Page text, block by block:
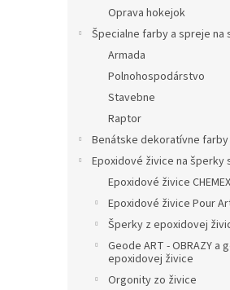
Oprava hokejok
Špecialne farby a spreje na
Armada
Polnohospodárstvo
Stavebne
Raptor
Benátske dekoratívne farby
Epoxidové živice na šperky
Epoxidové živice CHEMEX
Epoxidové živice Pour
Šperky z epoxidovej
Geode ART - OBRAZY a
epoxidovej živice
Orgonity zo živice